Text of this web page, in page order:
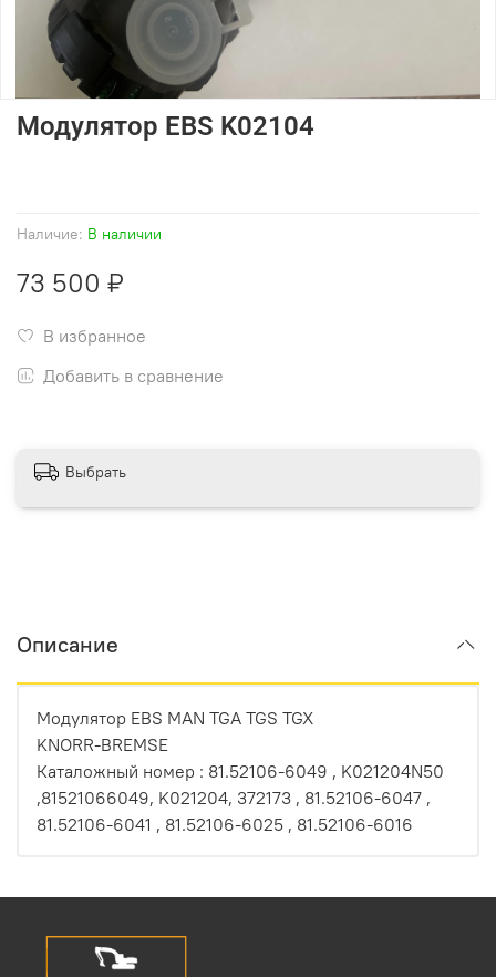
Наличие: В наличии
Модулятор EBS K02104
73 500 ₽
В избранное
Добавить в сравнение
Выбрать
Описание
Модулятор EBS MAN TGA TGS TGX
KNORR-BREMSE
Каталожный номер : 81.52106-6049 , K021204N50
,81521066049, K021204, 372173 , 81.52106-6047 ,
81.52106-6041 , 81.52106-6025 , 81.52106-6016